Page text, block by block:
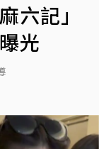
六記」
光